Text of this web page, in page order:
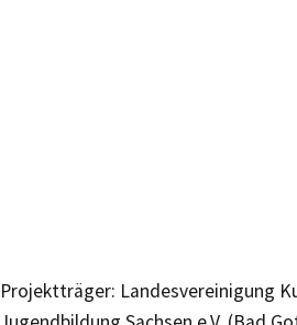
Projektträger: Landesvereinigung